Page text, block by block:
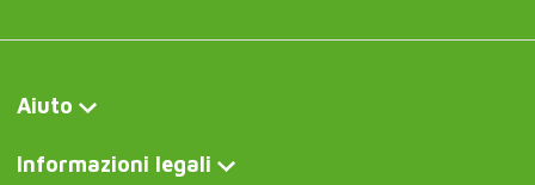
Aiuto
Informazioni legali